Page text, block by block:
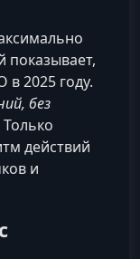
показывает,
в 2025 году.
без
Только
действий
и